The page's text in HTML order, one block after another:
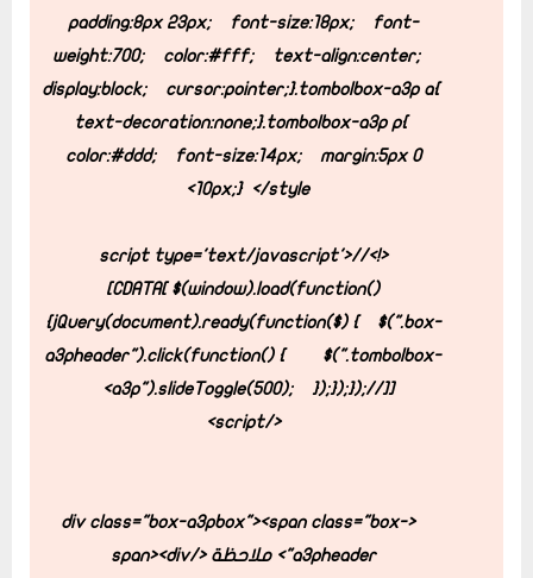
padding:8px 23px;font-size:18px;font-
weight:700;color:#fff;text-align:center;
display:block;cursor:pointer;}.tombolbox-a3p a{
text-decoration:none;}.tombolbox-a3p p{
color:#ddd;font-size:14px;margin:5px 0
10px;}</style>
<script type='text/javascript'>//<!
[CDATA[$(window).load(function()
{jQuery(document).ready(function($) {$(".box-
a3pheader").click(function() {$(".tombolbox-
a3p").slideToggle(500);});});});//]]>
</script>
<div class="box-a3pbox">
<span class="box-
a3pheader"> ملاحظة </span>
<div